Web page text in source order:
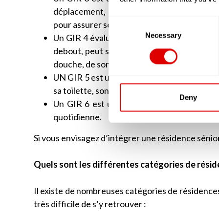
Consent
Necessary
Deny
déplacement, seront altérées. Cette
pour assurer ses soins corporels.
Un GIR 4 évaluera une personne âgée qui
debout, peut se déplacer sans problèmes.
douche, de son habillage et parfois lors des
UN GIR 5 est une personne autonome
sa toilette, son ménage ou préparer ses
Un GIR 6 est une personne âgée
quotidienne.
Si vous envisagez d’intégrer une résidence
Quels sont les différentes catégories de
Il existe de nombreuses catégories de
très difficile de s’y retrouver :